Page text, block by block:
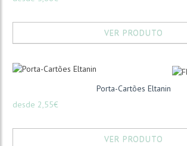
VER PRODUTO
Porta-Cartões Eltanin
desde 2,55€
VER PRODUTO